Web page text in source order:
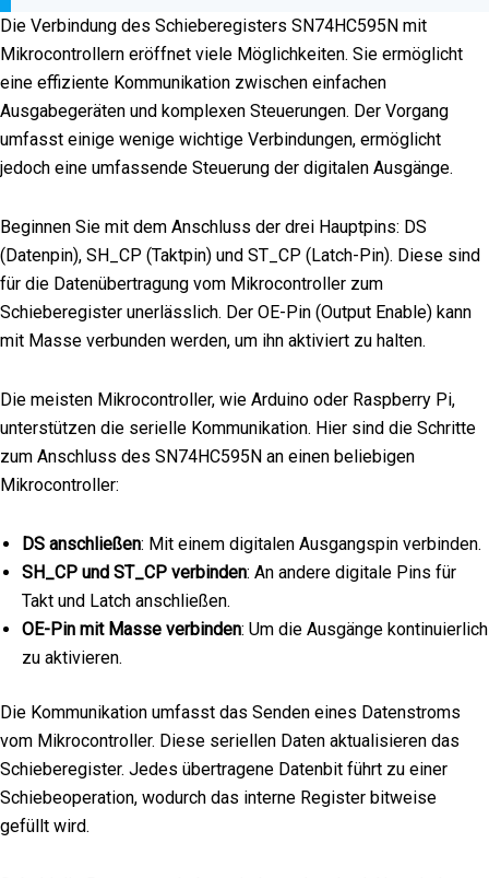
Die Verbindung des Schieberegisters SN74HC595N mit
Mikrocontrollern eröffnet viele Möglichkeiten. Sie ermöglicht
eine effiziente Kommunikation zwischen einfachen
Ausgabegeräten und komplexen Steuerungen. Der Vorgang
umfasst einige wenige wichtige Verbindungen, ermöglicht
jedoch eine umfassende Steuerung der digitalen Ausgänge.
Beginnen Sie mit dem Anschluss der drei Hauptpins: DS
(Datenpin), SH_CP (Taktpin) und ST_CP (Latch-Pin). Diese sind
für die Datenübertragung vom Mikrocontroller zum
Schieberegister unerlässlich. Der OE-Pin (Output Enable) kann
mit Masse verbunden werden, um ihn aktiviert zu halten.
Die meisten Mikrocontroller, wie Arduino oder Raspberry Pi,
unterstützen die serielle Kommunikation. Hier sind die Schritte
zum Anschluss des SN74HC595N an einen beliebigen
Mikrocontroller:
DS anschließen: Mit einem digitalen Ausgangspin verbinden.
SH_CP und ST_CP verbinden: An andere digitale Pins für
Takt und Latch anschließen.
OE-Pin mit Masse verbinden: Um die Ausgänge kontinuierlich
zu aktivieren.
Die Kommunikation umfasst das Senden eines Datenstroms
vom Mikrocontroller. Diese seriellen Daten aktualisieren das
Schieberegister. Jedes übertragene Datenbit führt zu einer
Schiebeoperation, wodurch das interne Register bitweise
gefüllt wird.